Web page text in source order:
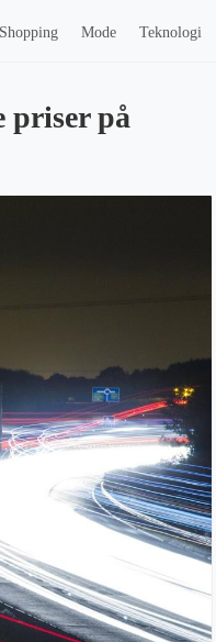
Shopping Mode Teknologi
priser på